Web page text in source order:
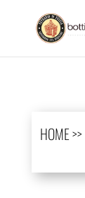
HOME>>